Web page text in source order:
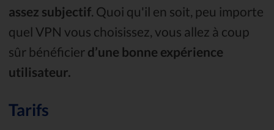
assez subjectif. Quoi qu'il en soit, peu importe
quel VPN vous choisissez, vous allez à coup
sûr bénéficier d’une bonne expérience
utilisateur.
Tarifs